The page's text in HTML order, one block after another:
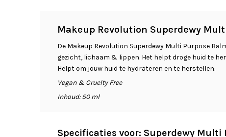
Makeup Revolution Superdewy
De Makeup Revolution Superdewy Multi Purpose
gezicht, lichaam & lippen. Het helpt droge huid te
Helpt om jouw huid te hydrateren en te herstellen.
Vegan & Cruelty Free
Inhoud: 50 ml
Specificaties voor: Superdewy Multi